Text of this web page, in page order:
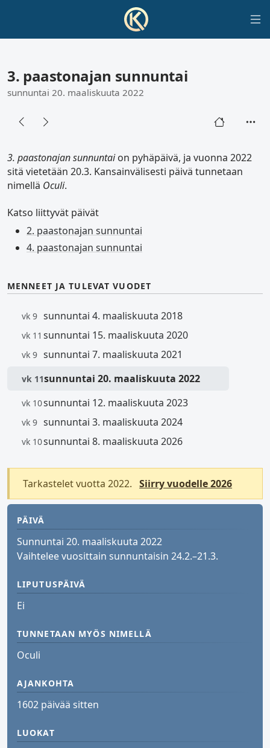
3. paastonajan sunnuntai
sunnuntai 20. maaliskuuta 2022
3. paastonajan sunnuntaion pyhäpäivä, ja vuonna 2022
sitä vietetään 20.3. Kansainvälisesti päivä tunnetaan
nimellä Oculi.
Katso liittyvät päivät
2. paastonajan sunnuntai
4. paastonajan sunnuntai
MENNEET JA TULEVAT VUODET
vk 9 sunnuntai 4. maaliskuuta 2018
vk 11 sunnuntai 15. maaliskuuta 2020
vk 9 sunnuntai 7. maaliskuuta 2021
vk 11sunnuntai 20. maaliskuuta 2022
vk 10sunnuntai 12. maaliskuuta 2023
vk 9 sunnuntai 3. maaliskuuta 2024
vk 10sunnuntai 8. maaliskuuta 2026
Tarkastelet vuotta 2022. Siirry vuodelle 2026
PÄIVÄ
Sunnuntai 20. maaliskuuta 2022
Vaihtelee vuosittain sunnuntaisin 24.2.–21.3.
LIPUTUSPÄIVÄ
Ei
TUNNETAAN MYÖS NIMELLÄ
Oculi
AJANKOHTA
1602 päivää sitten
LUOKAT